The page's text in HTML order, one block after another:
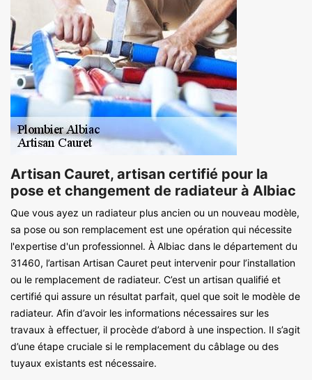
Artisan Cauret, artisan certifié pour la
pose et changement de radiateur à Albiac
Que vous ayez un radiateur plus ancien ou un nouveau modèle,
sa pose ou son remplacement est une opération qui nécessite
l'expertise d'un professionnel. À Albiac dans le département du
31460, l’artisan Artisan Cauret peut intervenir pour l’installation
ou le remplacement de radiateur. C’est un artisan qualifié et
certifié qui assure un résultat parfait, quel que soit le modèle de
radiateur. Afin d’avoir les informations nécessaires sur les
travaux à effectuer, il procède d’abord à une inspection. Il s’agit
d’une étape cruciale si le remplacement du câblage ou des
tuyaux existants est nécessaire.